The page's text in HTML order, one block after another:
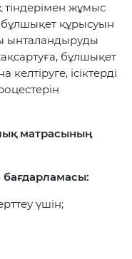
жұмыс
бұлшықет құрысуын
ынталандыруды
бұлшықет
ісіктерді
матрасының
үшін;